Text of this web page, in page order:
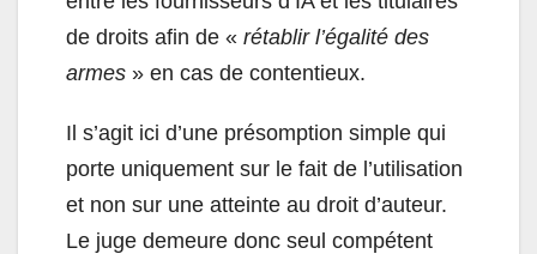
de droits afin de « rétablir l’égalité des
armes » en cas de contentieux.
Il s’agit ici d’une présomption simple qui
porte uniquement sur le fait de l’utilisation
et non sur une atteinte au droit d’auteur.
Le juge demeure donc seul compétent